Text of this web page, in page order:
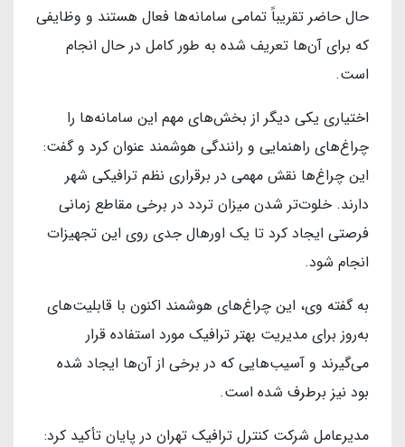
حال حاضر تقریباً تمامی سامانه‌ها فعال هستند و وظایفی
که برای آن‌ها تعریف شده به طور کامل در حال انجام
است.
اختیاری یکی دیگر از بخش‌های مهم این سامانه‌ها را
چراغ‌های راهنمایی و رانندگی هوشمند عنوان کرد و گفت:
این چراغ‌ها نقش مهمی در برقراری نظم ترافیکی شهر
دارند. خلوت‌تر شدن میزان تردد در برخی مقاطع زمانی
فرصتی ایجاد کرد تا یک اورهال جدی روی این تجهیزات
انجام شود.
به گفته وی، این چراغ‌های هوشمند اکنون با قابلیت‌های
به‌روز برای مدیریت بهتر ترافیک مورد استفاده قرار
می‌گیرند و آسیب‌هایی که در برخی از آن‌ها ایجاد شده
بود نیز برطرف شده است.
مدیرعامل شرکت کنترل ترافیک تهران در پایان تأکید کرد: